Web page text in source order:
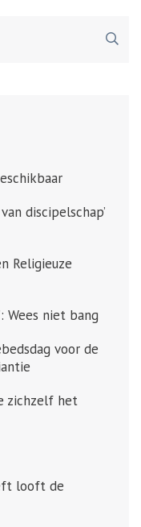
discipelschap’
Religieuze
Wees niet bang
voor de
zichzelf het
looft de